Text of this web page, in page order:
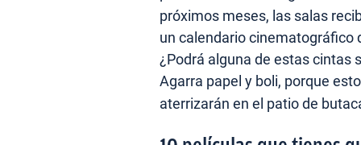
próximos meses, las salas
un calendario cinematográfico
¿Podrá alguna de estas cintas
Agarra papel y boli, porque
aterrizarán en el patio de